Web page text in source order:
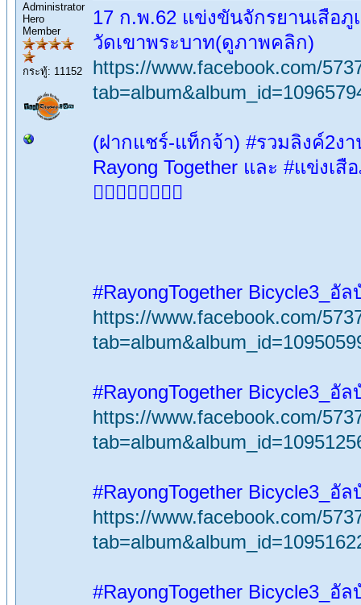
Administrator
Hero
Member
กระทู้: 11152
17 ก.พ.62 แข่งขันจักรยานเสือภู
วัดเขาพระบาท(ดูภาพคลิก)
https://www.facebook.com/
(ฝากแชร์-แท็กจ้า) #รวมลิงค์2ง
Rayong Together และ #แข่งเสื
🚴‍♀️🚴‍♂️🚵‍♂️🚵‍♀️
#RayongTogether Bicycle3_อั
https://www.facebook.com/
#RayongTogether Bicycle3_อั
https://www.facebook.com/
#RayongTogether Bicycle3_อั
https://www.facebook.com/
#RayongTogether Bicycle3_อั